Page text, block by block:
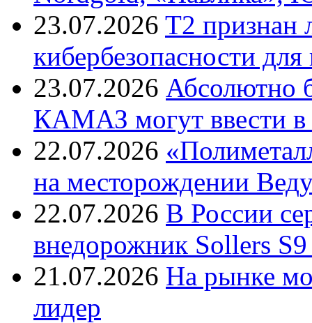
23.07.2026 T2 признан
кибербезопасности
23.07.2026 Абсолютно
КАМАЗ могут ввести в
22.07.2026
на месторождении
22.07.2026 В России
внедорожник Sollers
21.07.2026 На рынке
лидер